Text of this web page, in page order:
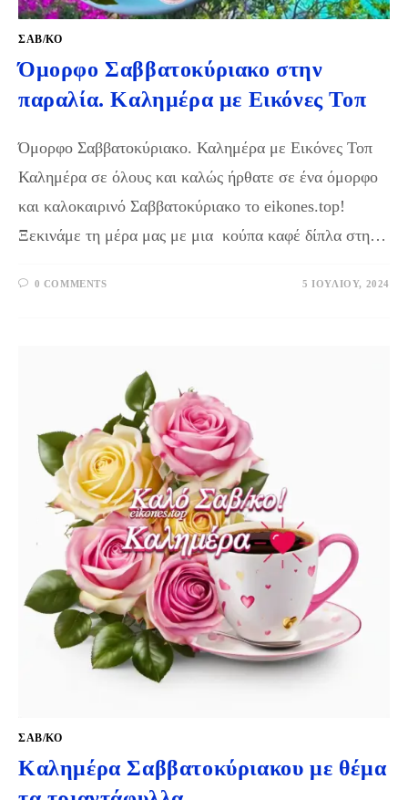
ΣΑΒ/ΚΟ
Όμορφο Σαββατοκύριακο στην
παραλία. Καλημέρα με Εικόνες Τοπ
Όμορφο Σαββατοκύριακο. Καλημέρα με Εικόνες Τοπ
Καλημέρα σε όλους και καλώς ήρθατε σε ένα όμορφο
και καλοκαιρινό Σαββατοκύριακο το eikones.top!
Ξεκινάμε τη μέρα μας με μια κούπα καφέ δίπλα στη…
0 COMMENTS 5 ΙΟΥΛΊΟΥ, 2024
ΣΑΒ/ΚΟ
Καλημέρα Σαββατοκύριακου με θέμα